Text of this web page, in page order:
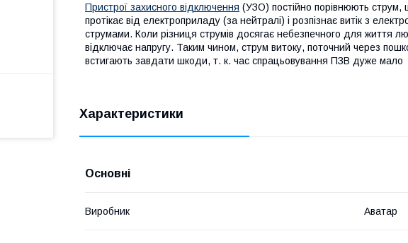
Пристрої захисного відключення (УЗО) постійно порівнюють
протікає від електроприладу (за нейтралі) і розпізнає витік з
струмами. Коли різниця струмів досягає небезпечного для життя
відключає напругу. Таким чином, струм витоку, поточний через
встигають завдати шкоди, т. к. час спрацьовування ПЗВ дуже мало
Характеристики
Основні
Виробник Аватар